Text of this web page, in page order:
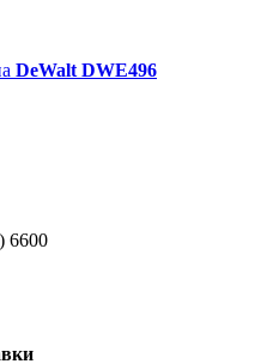
DeWalt DWE496
6600